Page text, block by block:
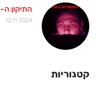
התיקון ה-13 לחוק הגנת הפרטיות
12.11.2024
קטגוריות